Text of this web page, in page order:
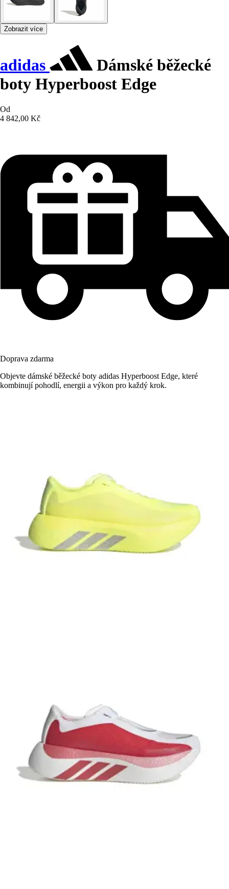
Zobrazit více
adidas
Dámské běžecké
boty Hyperboost Edge
Od
4 842,00 Kč
Doprava zdarma
Objevte dámské běžecké boty adidas Hyperboost Edge, které
kombinují pohodlí, energii a výkon pro každý krok.